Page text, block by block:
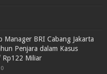
Manager BRI Cabang Jakarta
Penjara dalam Kasus
Rp122 Miliar
0